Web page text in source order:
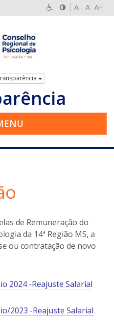
A- A A+
de Remuneração do
da 14ª Região MS, a
ou contratação de novo
2024 -Reajuste Salarial
2023 -Reajuste Salarial